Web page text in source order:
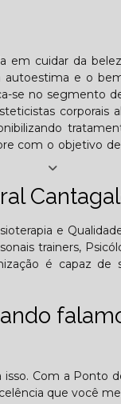
em cuidar da
e o
se no segmento
corporais
com o objetivo
e
trainers,
é capaz
isso. Com a Ponto
que você